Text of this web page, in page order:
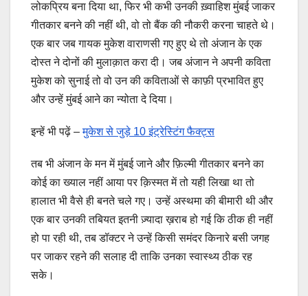
लोकप्रिय बना दिया था, फिर भी कभी उनकी ख़्वाहिश मुंबई जाकर
गीतकार बनने की नहीं थी, वो तो बैंक की नौकरी करना चाहते थे।
एक बार जब गायक मुकेश वाराणसी गए हुए थे तो अंजान के एक
दोस्त ने दोनों की मुलाक़ात करा दी। जब अंजान ने अपनी कविता
मुकेश को सुनाई तो वो उन की कविताओं से काफ़ी प्रभावित हुए
और उन्हें मुंबई आने का न्योता दे दिया।
इन्हें भी पढ़ें –मुकेश से जुड़े 10 इंट्रेस्टिंग फैक्ट्स
तब भी अंजान के मन में मुंबई जाने और फ़िल्मी गीतकार बनने का
कोई का ख्याल नहीं आया पर क़िस्मत में तो यही लिखा था तो
हालात भी वैसे ही बनते चले गए। उन्हें अस्थमा की बीमारी थी और
एक बार उनकी तबियत इतनी ज़्यादा ख़राब हो गई कि ठीक ही नहीं
हो पा रही थी, तब डॉक्टर ने उन्हें किसी समंदर किनारे बसी जगह
पर जाकर रहने की सलाह दी ताकि उनका स्वास्थ्य ठीक रह
सके।